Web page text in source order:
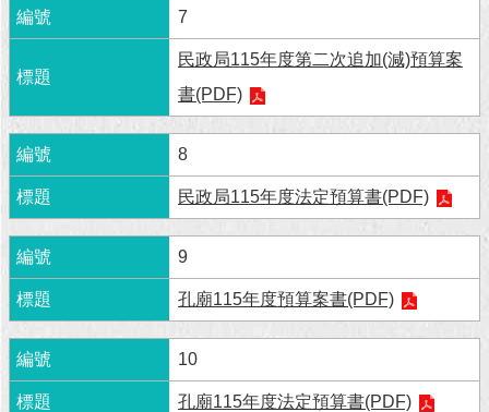
動
活
動
主
題
館
回
首
頁
網
站
導
覽
7
民政局115年度第二次追加(減)預算案
書(PDF)
8
民政局115年度法定預算書(PDF)
9
孔廟115年度預算案書(PDF)
10
孔廟115年度法定預算書(PDF)